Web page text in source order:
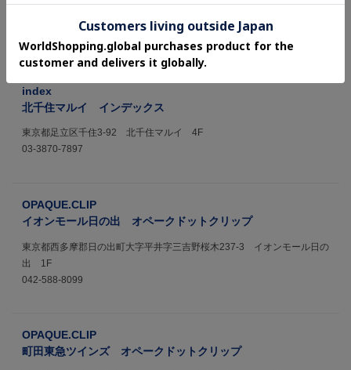
東京都中央区銀座西2-2先 銀座インズ1 1F
index
北千住マルイ インデックス
東京都足立区千住3-92 北千住マルイ 4F
03-3870-7897
OPAQUE.CLIP
イオンモール日の出 オペークドットクリップ
東京都西多摩郡日の出町大字平井字三吉野桜木237-3 イオンモール日の
出 1F
042-588-8099
OPAQUE.CLIP
町田東急ツインズ オペークドットクリップ